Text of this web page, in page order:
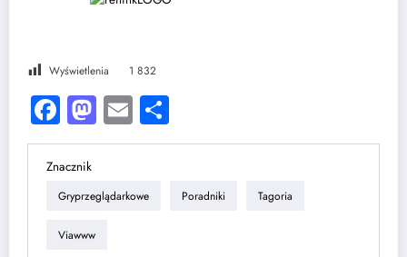
Wyświetlenia 1 832
Facebook
Mastodon
Email
Znacznik
Gryprzeglądarkowe Poradniki Tagoria
Viawww